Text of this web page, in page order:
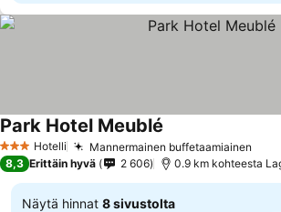
3 Tähtiluokitus
Hotelli Mannermainen buffetaamiainen
Park Hotel Meublé
8,3 Erittäin hyvä 2 606 0.9 km kohteesta
Näytä hinnat 8 sivustolta